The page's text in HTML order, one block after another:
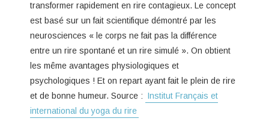
transformer rapidement en rire contagieux. Le concept
est basé sur un fait scientifique démontré par les
neurosciences « le corps ne fait pas la différence
entre un rire spontané et un rire simulé ». On obtient
les même avantages physiologiques et
psychologiques ! Et on repart ayant fait le plein de rire
et de bonne humeur. Source : Institut Français et
international du yoga du rire